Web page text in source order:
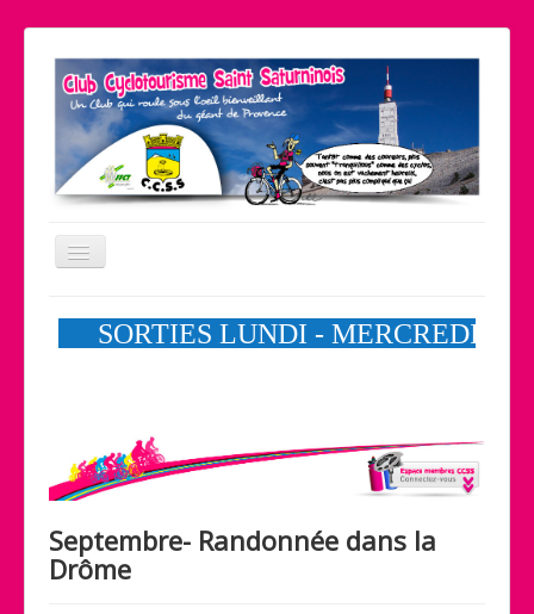
Basculer
Nos partenaires
Accueil
Calendrier des activités
Septembre- Randonnée dans la
Drôme